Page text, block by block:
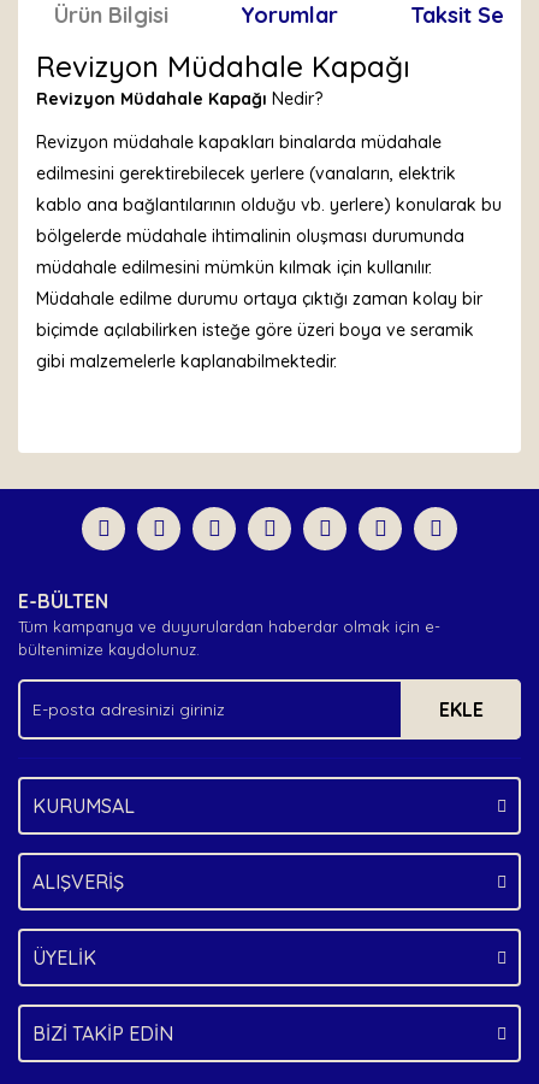
Ürün Bilgisi Yorumlar Taksit
Revizyon Müdahale Kapağı
Revizyon Müdahale Kapağı Nedir?
Revizyon müdahale kapakları binalarda müdahale
edilmesini gerektirebilecek yerlere (vanaların, elektrik
kablo ana bağlantılarının olduğu vb. yerlere) konularak bu
bölgelerde müdahale ihtimalinin oluşması durumunda
müdahale edilmesini mümkün kılmak için kullanılır.
Müdahale edilme durumu ortaya çıktığı zaman kolay bir
biçimde açılabilirken isteğe göre üzeri boya ve seramik
gibi malzemelerle kaplanabilmektedir.
Yorum Yaz
formunu kullanarak tarafımıza iletebilirsiniz.
Görüş ve önerileriniz için teşekkür ederiz.
Ürün açıklamasında eksik bilgiler bulunuyor.
Ürün bilgilerinde hatalar bulunuyor.
Ürün fiyatı diğer sitelerden daha pahalı.
Bu ürüne benzer farklı alternatifler olmalı.
E-BÜLTEN
Tüm kampanya ve duyurulardan haberdar olmak için e-
bültenimize kaydolunuz.
EKLE
KURUMSAL
ALIŞVERİŞ
ÜYELİK
BİZİ TAKİP EDİN